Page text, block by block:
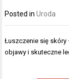
Posted inUroda
Nawigacja
wpisu
Łuszczenie się skóry
objawy i skuteczne